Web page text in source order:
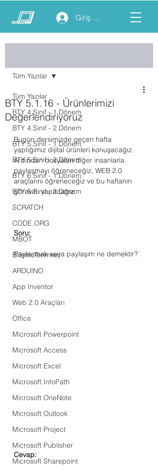
Giriş yap
Tüm Yazılar
BTY 4.Sınıf - 1.Dönem
BTY 4.Sınıf - 2.Dönem
BTY 5.Sınıf - 1.Dönem
BTY 5.Sınıf - 2.Dönem
BTY 6.Sınıf - 1.Dönem
BTY 6.Sınıf - 2.Dönem
SCRATCH
CODE.ORG
MBOT
Bilişim Terimleri
ARDUINO
App Inventor
Web 2.0 Araçları
Office
Microsoft Powerpoint
Microsoft Access
Microsoft Excel
Microsoft InfoPath
Microsoft OneNote
Microsoft Outlook
Microsoft Project
Microsoft Publisher
Microsoft Sharepoint
Tüm Yazılar
BTY 5.1.16 - Ürünlerimizi
Değerlendiriyoruz
Bugün dersimizde geçen hafta
yaptığımız dijital ürünleri konuşacağız.
Ardından dosyaları diğer insanlarla
paylaşmayı öğreneceğiz, WEB 2.0
araçlarını öğreneceğiz ve bu haftanın
görevini yapacağız.
Soru:
Paylaşmak veya paylaşım ne demektir?
Cevap: